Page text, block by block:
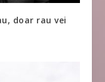
doar rau vei